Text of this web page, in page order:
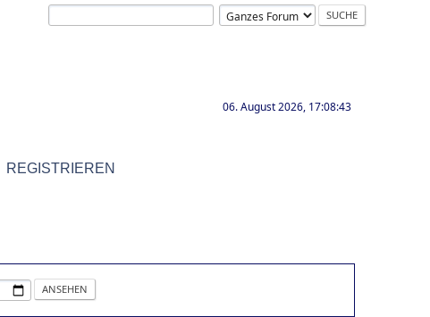
06. August 2026, 17:08:43
REGISTRIEREN